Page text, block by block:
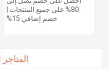
80% على جميع المنتجات |
خصم إضافي 15%